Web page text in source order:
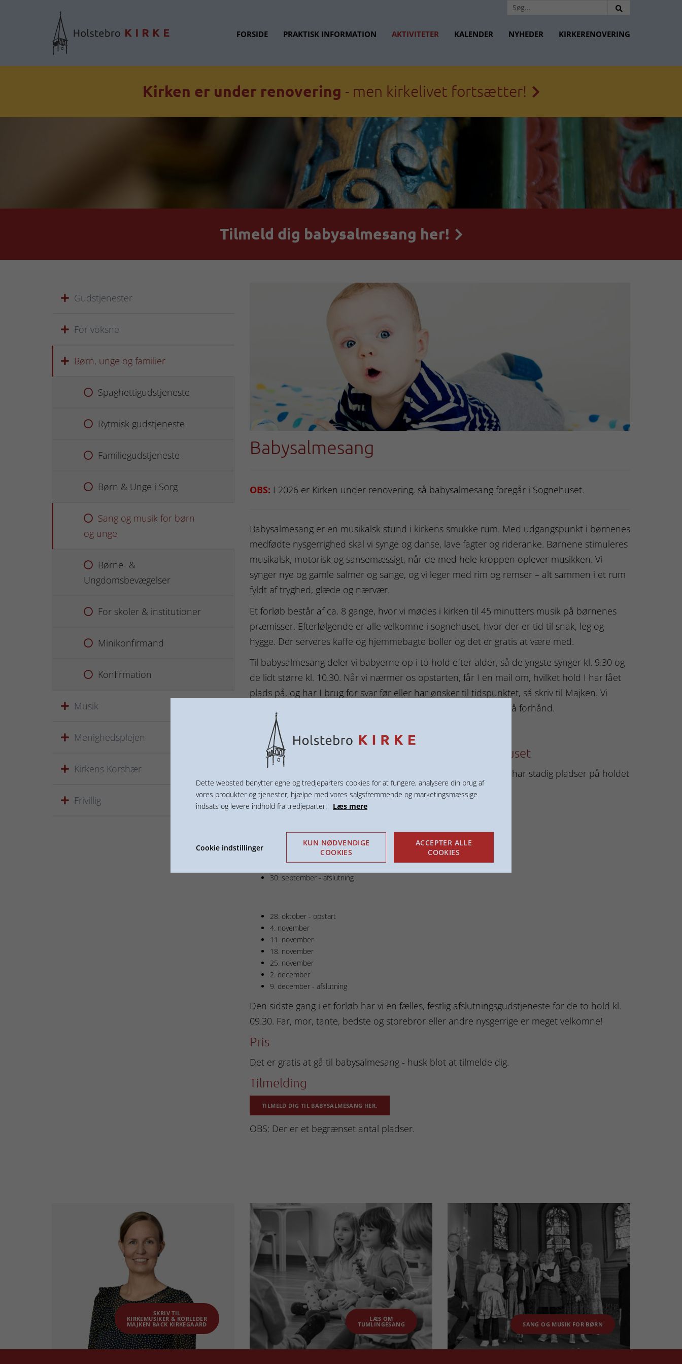
FORSIDE PRAKTISK INFORMATION AKTIVITETER KALENDER NYHEDER KIRKERENOVERING
Kirken er under renovering - men kirkelivet fortsætter!
Tilmeld dig babysalmesang her!
Gudstjenester
For voksne
Børn, unge og familier
Spaghettigudstjeneste
Rytmisk gudstjeneste
Familiegudstjeneste
Børn & Unge i Sorg
Sang og musik for børn
og unge
Børne- &
Ungdomsbevægelser
For skoler & institutioner
Minikonfirmand
Konfirmation
Musik
Menighedsplejen
Kirkens Korshær
Frivillig
Babysalmesang
OBS: I 2026 er Kirken under renovering, så babysalmesang foregår i Sognehuset.
Babysalmesang er en musikalsk stund i kirkens smukke rum. Med udgangspunkt i børnenes
medfødte nysgerrighed skal vi synge og danse, lave fagter og rideranke. Børnene stimuleres
musikalsk, motorisk og sansemæssigt, når de med hele kroppen oplever musikken. Vi
synger nye og gamle salmer og sange, og vi leger med rim og remser – alt sammen i et rum
fyldt af tryghed, glæde og nærvær.
Et forløb består af ca. 8 gange, hvor vi mødes i kirken til 45 minutters musik på børnenes
præmisser. Efterfølgende er alle velkomne i sognehuset, hvor der er tid til snak, leg og
hygge. Der serveres kaffe og hjemmebagte boller og det er gratis at være med.
Til babysalmesang deler vi babyerne op i to hold efter alder, så de yngste synger kl. 9.30 og
de lidt større kl. 10.30. Når vi nærmer os opstarten, får I en mail om, hvilket hold I har fået
plads på, og har I brug for svar før eller har ønsker til tidspunktet, så skriv til Majken. Vi
tilgodeser altid, at man kan følges med dem, man evt. kender på forhånd.
Hvornår
Efterårshold 2026 - Onsdag formiddag i Sognehuset
OBS: Der lukket for tilmelding til opstart den 19. august, men vi har stadig pladser på holdet
til oktober.
19. august - opstart
2. september
9. september
30. september - afslutning
28. oktober - opstart
4. november
11. november
18. november
25. november
2. december
9. december - afslutning
Den sidste gang i et forløb har vi en fælles, festlig afslutningsgudstjeneste for de to hold kl.
09.30. Far, mor, tante, bedste og storebror eller andre nysgerrige er meget velkomne!
Pris
Det er gratis at gå til babysalmesang - husk blot at tilmelde dig.
Tilmelding
TILMELD DIG TIL BABYSALMESANG HER.
OBS: Der er et begrænset antal pladser.
SKRIV TIL
KIRKEMUSIKER & KORLEDER
MAJKEN BACK KIRKEGAARD
LÆS OM
TUMLINGESANG SANG OG MUSIK FOR BØRN
Dette websted benytter egne og tredjeparters cookies for at fungere, analysere din brug af
vores produkter og tjenester, hjælpe med vores salgsfremmende og marketingsmæssige
indsats og levere indhold fra tredjeparter. Læs mere
Cookie indstillinger
KUN NØDVENDIGE
COOKIES
ACCEPTER ALLE
COOKIES